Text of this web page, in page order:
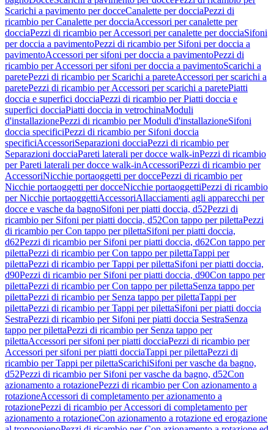
Scarichi a pavimento per docceCanalette per docciaPezzi di
ricambio per Canalette per docciaAccessori per canalette per
docciaPezzi di ricambio per Accessori per canalette per docciaSifoni
per doccia a pavimentoPezzi di ricambio per Sifoni per doccia a
pavimentoAccessori per sifoni per doccia a pavimentoPezzi di
ricambio per Accessori per sifoni per doccia a pavimentoScarichi a
paretePezzi di ricambio per Scarichi a pareteAccessori per scarichi a
paretePezzi di ricambio per Accessori per scarichi a paretePiatti
doccia e superfici docciaPezzi di ricambio per Piatti doccia e
superfici docciaPiatti doccia in vetrochinaModuli
d'installazionePezzi di ricambio per Moduli d'installazioneSifoni
doccia specificiPezzi di ricambio per Sifoni doccia
specificiAccessoriSeparazioni docciaPezzi di ricambio per
Separazioni docciaPareti laterali per docce walk-inPezzi di ricambio
per Pareti laterali per docce walk-inAccessoriPezzi di ricambio per
AccessoriNicchie portaoggetti per doccePezzi di ricambio per
Nicchie portaoggetti per docceNicchie portaoggettiPezzi di ricambio
per Nicchie portaoggettiAccessoriAllacciamenti agli apparecchi per
docce e vasche da bagnoSifoni per piatti doccia, d52Pezzi di
ricambio per Sifoni per piatti doccia, d52Con tappo per pilettaPezzi
di ricambio per Con tappo per pilettaSifoni per piatti doccia,
d62Pezzi di ricambio per Sifoni per piatti doccia, d62Con tappo per
pilettaPezzi di ricambio per Con tappo per pilettaTappi per
pilettaPezzi di ricambio per Tappi per pilettaSifoni per piatti doccia,
d90Pezzi di ricambio per Sifoni per piatti doccia, d90Con tappo per
pilettaPezzi di ricambio per Con tappo per pilettaSenza tappo per
pilettaPezzi di ricambio per Senza tappo per pilettaTappi per
pilettaPezzi di ricambio per Tappi per pilettaSifoni per piatti doccia
SestraPezzi di ricambio per Sifoni per piatti doccia SestraSenza
tappo per pilettaPezzi di ricambio per Senza tappo per
pilettaAccessori per sifoni per piatti docciaPezzi di ricambio per
Accessori per sifoni per piatti docciaTappi per pilettaPezzi di
ricambio per Tappi per pilettaScarichiSifoni per vasche da bagno,
d52Pezzi di ricambio per Sifoni per vasche da bagno, d52Con
azionamento a rotazionePezzi di ricambio per Con azionamento a
rotazioneAccessori di completamento per azionamento a
rotazionePezzi di ricambio per Accessori di completamento per
azionamento a rotazioneCon azionamento a rotazione ed erogazione